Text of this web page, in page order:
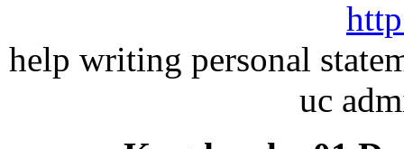
help writing personal
uc